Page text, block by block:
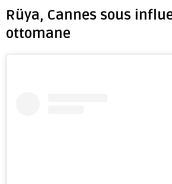
Rüya, Cannes sous
ottomane